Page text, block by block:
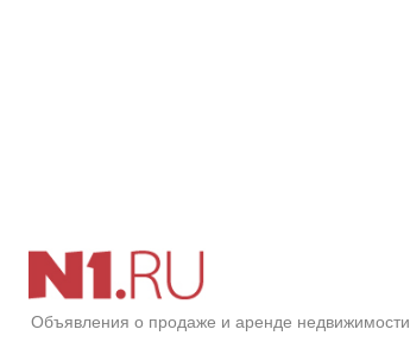
Объявления о продаже и аренде недвижимости